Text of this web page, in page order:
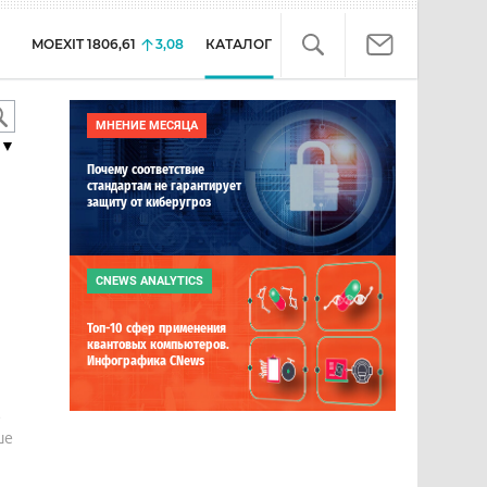
MOEXIT 1806,61 3,08 КАТАЛОГ
МНЕНИЕ МЕСЯЦА
Почему соответствие
стандартам не гарантирует
защиту от киберугроз
CNEWS ANALYTICS
Топ-10 сфер применения
квантовых компьютеров.
Инфографика CNews